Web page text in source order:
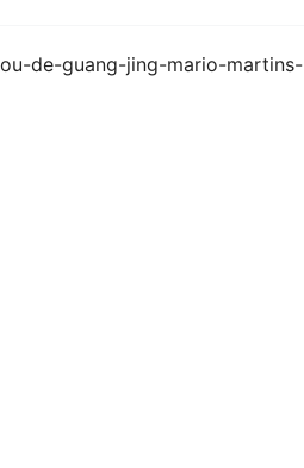
de-guang-jing-mario-martins-